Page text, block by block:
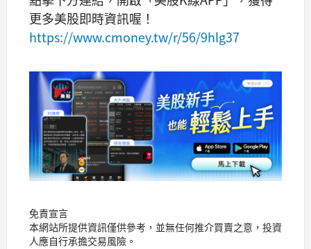
更多美股即時資訊喔！
https://www.cmoney.tw/r/56/9hlg37
免責宣言
本網站所提供資訊僅供參考，並無任何推介買賣之意，投資
人應自行承擔交易風險。